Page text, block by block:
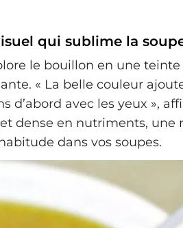
qui sublime la
le bouillon en une
« La belle couleur
d’abord avec les yeux »,
dense en nutriments, une
dans vos soupes.